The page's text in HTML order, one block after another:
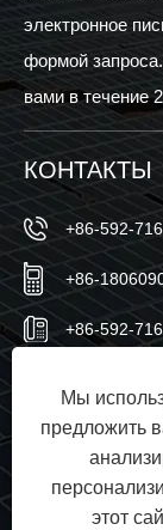
электронное
формой
вами в течение
КОНТАКТЫ
+86-592-
+86-
+86-592-
№ 766
провинция
Мы
предложить
этот